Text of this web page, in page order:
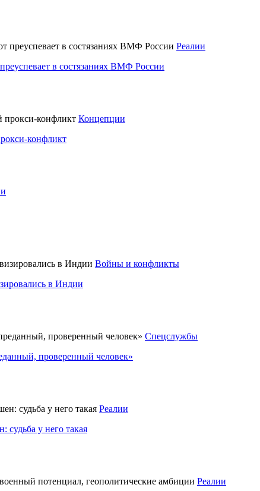
Реалии
в состязаниях ВМФ России
Концепции
конфликт
Войны и конфликты
в Индии
Спецслужбы
проверенный человек»
Реалии
судьба у него такая
Реалии